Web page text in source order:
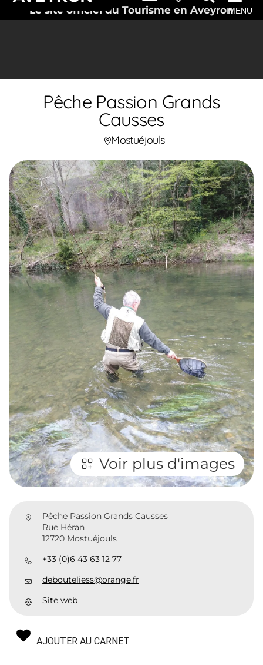
Le site officiel du Tourisme en AveyronMENU
Pêche Passion Grands
Causses
Mostuéjouls
Voir plus d'images
Pêche Passion Grands Causses
Rue Héran
12720 Mostuéjouls
+33 (0)6 43 63 12 77
debouteliess@orange.fr
Site web
AJOUTER AU CARNET